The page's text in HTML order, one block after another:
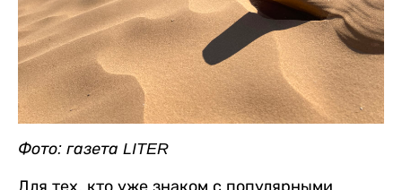
Фото: газета LITER
Для тех, кто уже знаком с популярными